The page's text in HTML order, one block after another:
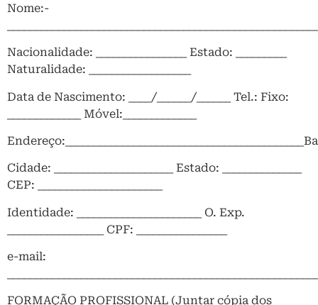
Nome:­­­­­­­­­­­­­­­­­
Nacionalidade: ________________ Estado: _________
Naturalidade: __________________
Data de Nascimento: ____/______/______ Tel.: Fixo:
_____________ Móvel:_____________
Cidade: _____________________ Estado: ______________
CEP: ______________________
Identidade: ______________________ O. Exp.
_________________ CPF: ________________
e-mail:
FORMAÇÃO PROFISSIONAL (Juntar cópia dos